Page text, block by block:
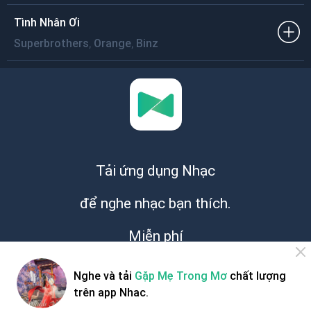
Tình Nhân Ơi
Superbrothers, Orange, Binz
Tải ứng dụng Nhạc
để nghe nhạc bạn thích.
Miễn phí
Nghe và tải Gặp Mẹ Trong Mơ chất lượng
trên app Nhac.